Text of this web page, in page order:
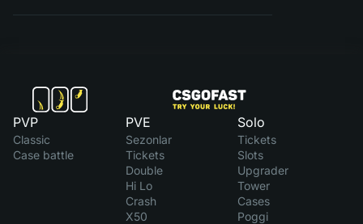
PVP
Classic
Case battle
PVE
Sezonlar
Tickets
Double
Hi Lo
Crash
X50
Solo
Tickets
Slots
Upgrader
Tower
Cases
Poggi